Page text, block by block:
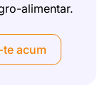
alimentar.
acum